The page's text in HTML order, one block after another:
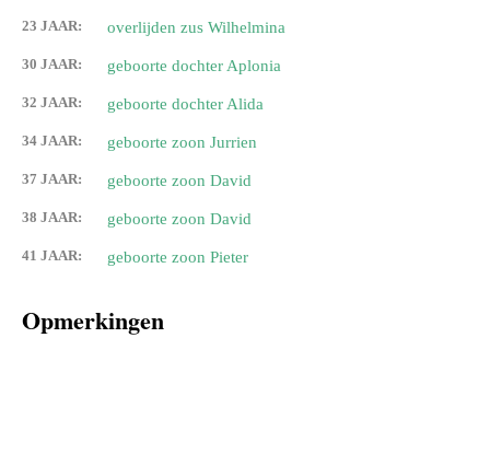
23 JAAR: overlijden zus Wilhelmina
30 JAAR: geboorte dochter Aplonia
32 JAAR: geboorte dochter Alida
34 JAAR: geboorte zoon Jurrien
37 JAAR: geboorte zoon David
38 JAAR: geboorte zoon David
41 JAAR: geboorte zoon Pieter
Opmerkingen